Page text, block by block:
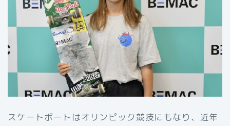
スケートボートはオリンピック競技にもなり、近年